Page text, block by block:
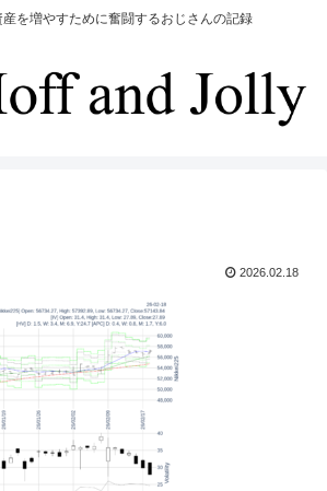
を増やすために奮闘するおじさんの記録
2026.02.18